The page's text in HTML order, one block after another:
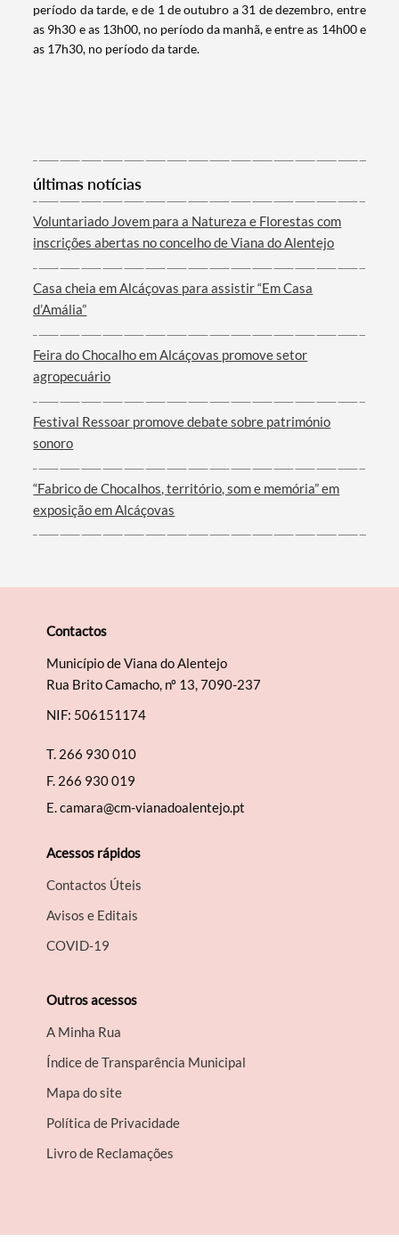
Termo de Pesquisa
Filtros
período da tarde, e de 1 de outubro a 31 de dezembro, entre
as 9h30 e as 13h00, no período da manhã, e entre as 14h00 e
as 17h30, no período da tarde.
últimas notícias
Voluntariado Jovem para a Natureza e Florestas com
inscrições abertas no concelho de Viana do Alentejo
Casa cheia em Alcáçovas para assistir “Em Casa
d’Amália”
Feira do Chocalho em Alcáçovas promove setor
agropecuário
Festival Ressoar promove debate sobre património
sonoro
“Fabrico de Chocalhos, território, som e memória” em
exposição em Alcáçovas
Contactos
Município de Viana do Alentejo
Rua Brito Camacho, nº 13, 7090-237
NIF: 506151174
T. 266 930 010
F. 266 930 019
E.camara@cm-vianadoalentejo.pt
Acessos rápidos
Contactos Úteis
Avisos e Editais
COVID-19
Outros acessos
A Minha Rua
Índice de Transparência Municipal
Mapa do site
Política de Privacidade
Livro de Reclamações